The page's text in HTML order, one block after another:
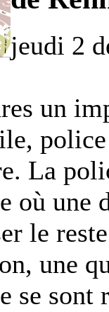
jeudi 2
un
La
où une
le
une
se sont